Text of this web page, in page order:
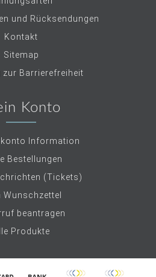
und Rücksendungen
Kontakt
Sitemap
zur Barrierefreiheit
Konto
Information
Bestellungen
(Tickets)
Wunschzettel
beantragen
Produkte